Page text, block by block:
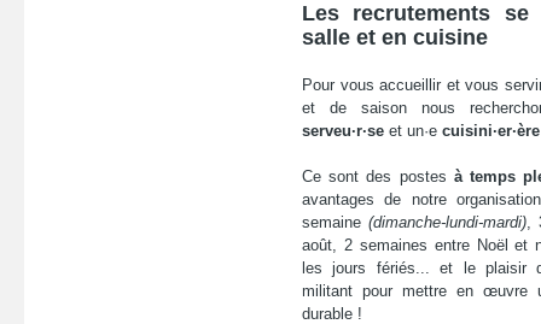
Les recrutements
salle et en cuisine
Pour vous accueillir et vous
et de saison nous
serveu·r·se et un·e cuisini·er·ère
Ce sont des postes à temps
avantages de notre
semaine (dimanche-lundi-mardi),
août, 2 semaines entre Noël et
les jours fériés... et le plaisir
militant pour mettre en œuvre
durable !